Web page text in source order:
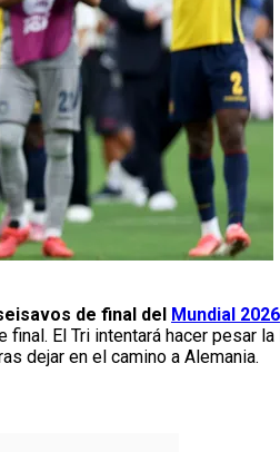
de final del
Mundial 2026
El Tri intentará hacer pesar
dejar en el camino a Alemania.